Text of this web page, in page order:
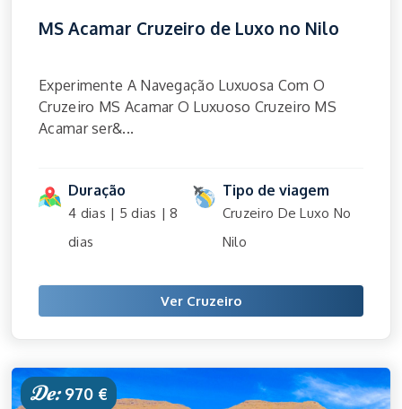
MS Acamar Cruzeiro de Luxo no Nilo
Experimente A Navegação Luxuosa Com O
Cruzeiro MS Acamar O Luxuoso Cruzeiro MS
Acamar ser&...
Duração
4 dias | 5 dias | 8
dias
Tipo de viagem
Cruzeiro De Luxo No
Nilo
Ver Cruzeiro
De:970 €